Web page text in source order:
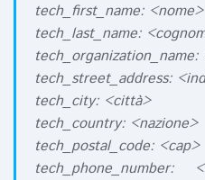
tech_first_name: <nome>
tech_last_name:
tech_street_address:
tech_city: <città>
tech_country: <nazione>
tech_postal_code: <cap>
tech_phone_number: